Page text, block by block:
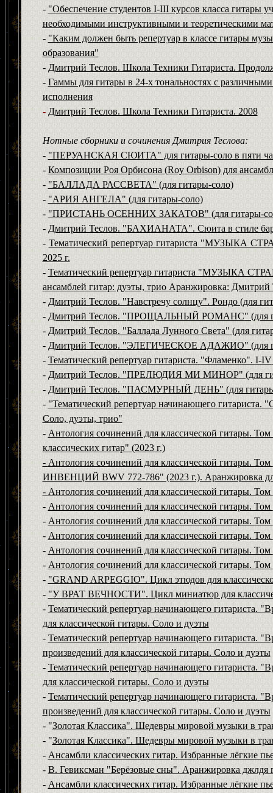
- "Обеспечение студентов I-III курсов класса гитары
необходимыми инструктивными и теоретическими
- "Каким должен быть репертуар в классе гитары
образования"
- Дмитрий Теслов. Школа Техники Гитариста.
- Гаммы для гитары в 24-х тональностях с
исполнения
- Дмитрий Теслов. Школа Техники Гитариста. 2008
Нотные сборники и сочинения Дмитрия Теслова:
- "ПЕРУАНСКАЯ СЮИТА" для гитары-солов пяти
- Композиции Роя Орбисона (Roy Orbison) для
- "БАЛЛАДА РАССВЕТА" (для гитары-соло)
- "АРИЯ АНГЕЛА" (для гитары-соло)
- "ПРИСТАНЬ ОСЕННИХ ЗАКАТОВ" (для гитары-
- Дмитрий Теслов. "БАХИАНАТА". Сюита в стиле
- Тематический репертуар гитариста "МУЗЫКА
2025 г.
- Тематический репертуар гитариста "МУЗЫКА
ансамблей гитар: дуэты, трио Аранжировка: Дмитрий
- Дмитрий Теслов. "Навстречу солнцу". Рондо (для
- Дмитрий Теслов. "ПРОЩАЛЬНЫЙ РОМАНС" (для
- Дмитрий Теслов. "Баллада Лунного Света" (для
- Дмитрий Теслов. "ЭЛЕГИЧЕСКОЕ АДАЖИО" (для
- Тематический репертуар гитариста. "Фламенко". I-IV
- Дмитрий Теслов. "ПРЕЛЮДИЯ МИ МИНОР" (для
- Дмитрий Теслов. "ПАСМУРНЫЙ ДЕНЬ" (для
- "Тематический репертуар начинающего
Соло, дуэты, трио"
- Антология сочинений для классической гитары.
классических гитар" (2023 г.)
- Антология сочинений для классической гитары. Том
ИНВЕНЦИЙ BWV 772-786" (2023 г.). Аранжировка
- Антология сочинений для классической гитары. Том
- Антология сочинений для классической гитары. Том
- Антология сочинений для классической гитары. Том
- Антология сочинений для классической гитары. Том
- Антология сочинений для классической гитары. Том
- Антология сочинений для классической гитары. Том
- "GRAND ARPEGGIO". Цикл этюдов для
- "У ВРАТ ВЕЧНОСТИ". Цикл миниатюр для
- Тематический репертуар начинающего гитариста.
для классической гитары. Соло и дуэты
- Тематический репертуар начинающего гитариста.
произведений для классической гитары. Соло и дуэты
- Тематический репертуар начинающего гитариста.
для классической гитары. Соло и дуэты
- Тематический репертуар начинающего гитариста.
произведений для классической гитары. Соло и дуэты
- "Золотая Классика". Шедевры мировой музыки в
- "Золотая Классика". Шедевры мировой музыки в
- Ансамбли классических гитар. Избранные лёгкие
- В. Гевиксман "Берёзовые сны". Аранжировка джлдя
- Ансамбли классических гитар. Избранные лёгкие